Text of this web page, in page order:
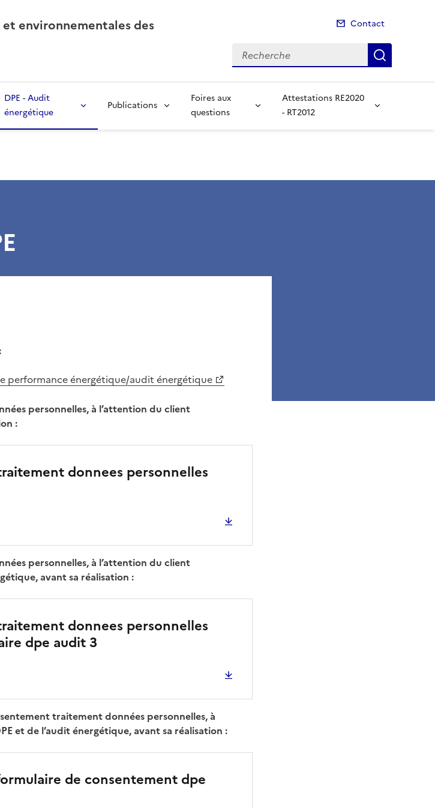
environnementales des
Contact
Recherche
DPE - Audit
énergétique
Publications
Foires aux
questions
Attestations RE2020
- RT2012
performance énergétique/audit énergétique
personnelles, à l’attention du client
:
donnees personnelles
personnelles, à l’attention du client
avant sa réalisation :
donnees personnelles
dpe audit 3
traitement données personnelles, à
et de l’audit énergétique, avant sa réalisation :
de consentement dpe